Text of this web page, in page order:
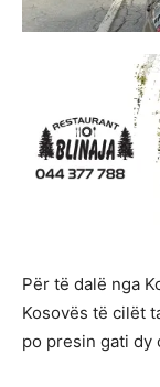
Për të dalë nga
Kosovës të cilët
po presin gati dy